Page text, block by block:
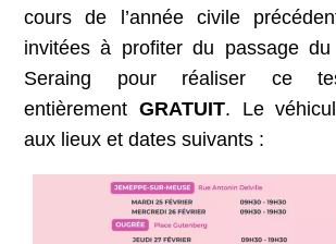
cours de l’année civile
invitées à profiter du passage
Seraing pour réaliser ce
entièrement GRATUIT. Le
aux lieux et dates suivants :